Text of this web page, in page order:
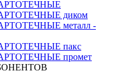
диком
металл -
пакс
промет